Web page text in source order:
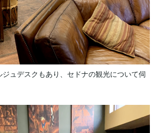
ジュデスクもあり、セドナの観光について伺